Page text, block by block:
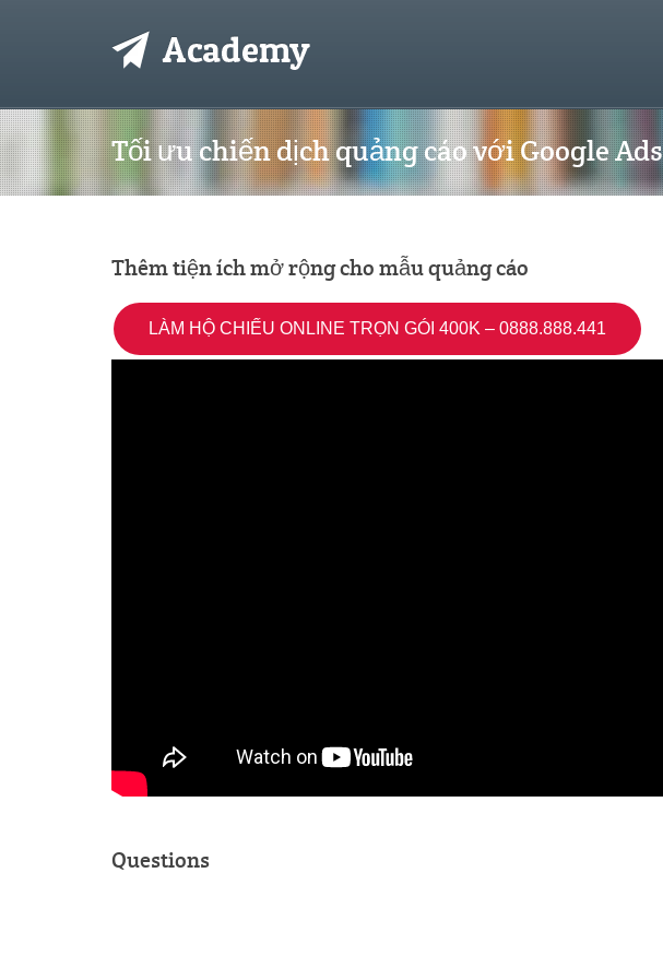
Tối ưu chiến dịch quảng cáo với Google Ads
Thêm tiện ích mở rộng cho mẫu quảng cáo
LÀM HỘ CHIẾU ONLINE TRỌN GÓI 400K – 0888.888.441
Questions